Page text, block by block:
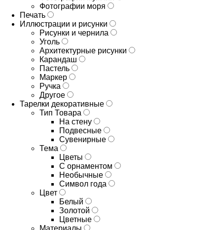
Фотографии моря
Печать
Иллюстрации и рисунки
Рисунки и чернила
Уголь
Архитектурные рисунки
Карандаш
Пастель
Маркер
Ручка
Другое
Тарелки декоративные
Тип Товара
На стену
Подвесные
Сувенирные
Тема
Цветы
С орнаментом
Необычные
Символ года
Цвет
Белый
Золотой
Цветные
Материалы